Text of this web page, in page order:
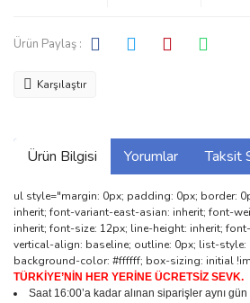
Ürün Paylaş :
Karşılaştır
Ürün Bilgisi Yorumlar Taksit
ul style="margin: 0px; padding: 0px; border:
inherit; font-variant-east-asian: inherit; font-
inherit; font-size: 12px; line-height: inherit;
vertical-align: baseline; outline: 0px; list-style:
background-color: #ffffff; box-sizing: initial
TÜRKİYE’NİN HER YERİNE ÜCRETSİZ SEVK.
Saat 16:00’a kadar alınan siparişler aynı